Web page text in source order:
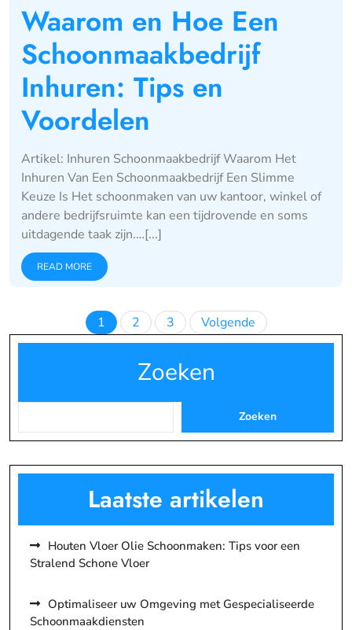
Waarom en Hoe Een
Schoonmaakbedrijf
Inhuren: Tips en
Voordelen
Artikel: Inhuren Schoonmaakbedrijf Waarom Het
Inhuren Van Een Schoonmaakbedrijf Een Slimme
Keuze Is Het schoonmaken van uw kantoor, winkel of
andere bedrijfsruimte kan een tijdrovende en soms
uitdagende taak zijn.…[...]
READ MORE
Berichten
paginering
1 2 3 Volgende
Zoeken
Zoeken
Laatste artikelen
Houten Vloer Olie Schoonmaken: Tips voor een
Stralend Schone Vloer
Optimaliseer uw Omgeving met Gespecialiseerde
Schoonmaakdiensten